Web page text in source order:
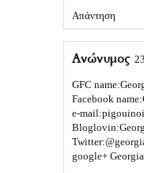
Απάντηση
Ανώνυμος
GFC
Facebook
e-
google+